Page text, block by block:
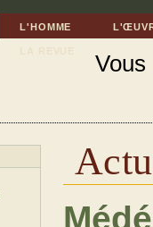
L'HOMME
LA REVUE
Vous